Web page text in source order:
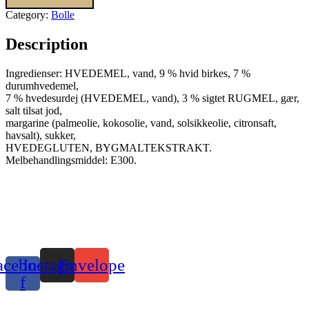
Category: Bolle
Description
Ingredienser: HVEDEMEL, vand, 9 % hvid birkes, 7 %
durumhvedemel,
7 % hvedesurdej (HVEDEMEL, vand), 3 % sigtet RUGMEL, gær,
salt tilsat jod,
margarine (palmeolie, kokosolie, vand, solsikkeolie, citronsaft,
havsalt), sukker,
HVEDEGLUTEN, BYGMALTEKSTRAKT.
Melbehandlingsmiddel: E300.
f
InstagramEnvelope